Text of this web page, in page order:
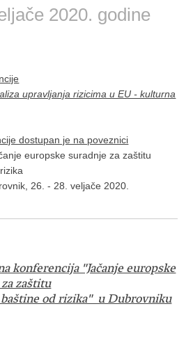
2020. godine
upravljanja rizicima u EU - kulturna
dostupan je na poveznici
europske suradnje za zaštitu
26. - 28. veljače 2020.
konferencija "Jačanje europske
zaštitu
od rizika" u Dubrovniku​